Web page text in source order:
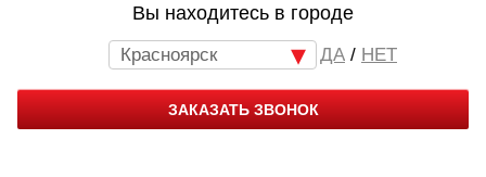
Вы находитесь в городе
Красноярск / НЕТ
ЗАКАЗАТЬ ЗВОНОК